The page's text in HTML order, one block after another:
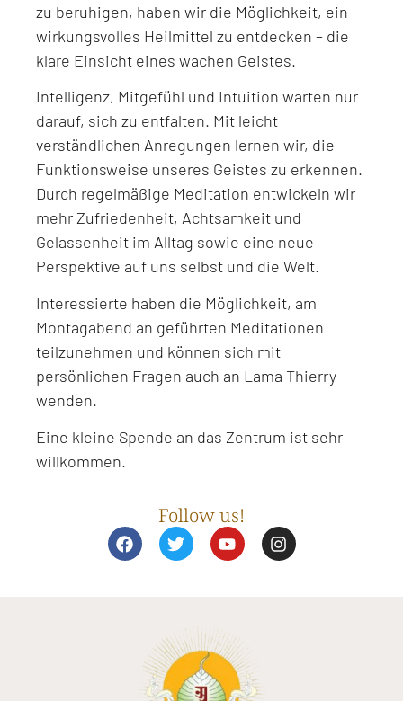
zu beruhigen, haben wir die Möglichkeit, ein
wirkungsvolles Heilmittel zu entdecken – die
klare Einsicht eines wachen Geistes.
Intelligenz, Mitgefühl und Intuition warten nur
darauf, sich zu entfalten. Mit leicht
verständlichen Anregungen lernen wir, die
Funktionsweise unseres Geistes zu erkennen.
Durch regelmäßige Meditation entwickeln wir
mehr Zufriedenheit, Achtsamkeit und
Gelassenheit im Alltag sowie eine neue
Perspektive auf uns selbst und die Welt.
Interessierte haben die Möglichkeit, am
Montagabend an geführten Meditationen
teilzunehmen und können sich mit
persönlichen Fragen auch an Lama Thierry
wenden.
Eine kleine Spende an das Zentrum ist sehr
willkommen.
Follow us!
F
a
T
w
r
Y
o
e
I
n